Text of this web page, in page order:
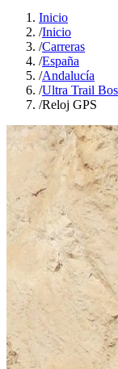
Inicio
/Inicio
/Carreras
/España
/Andalucía
/Ultra Trail
/Reloj GPS